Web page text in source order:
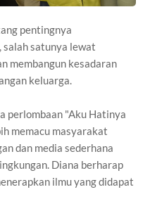
pentingnya
salah satunya lewat
membangun kesadaran
keluarga.
perlombaan "Aku Hatinya
memacu masyarakat
dan media sederhana
Diana berharap
ilmu yang didapat